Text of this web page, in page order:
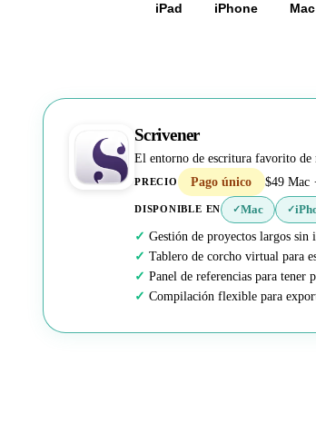
iPad iPhone Mac
Scrivener
El entorno de escritura favorito de
PRECIO Pago único $49 Mac
DISPONIBLE EN ✓Mac ✓
Gestión de proyectos largos sin
Tablero de corcho virtual para
Panel de referencias para tener
Compilación flexible para